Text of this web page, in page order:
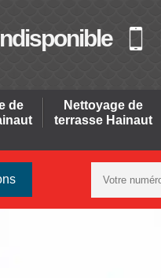
de
Nettoyage de
terrasse Hainaut